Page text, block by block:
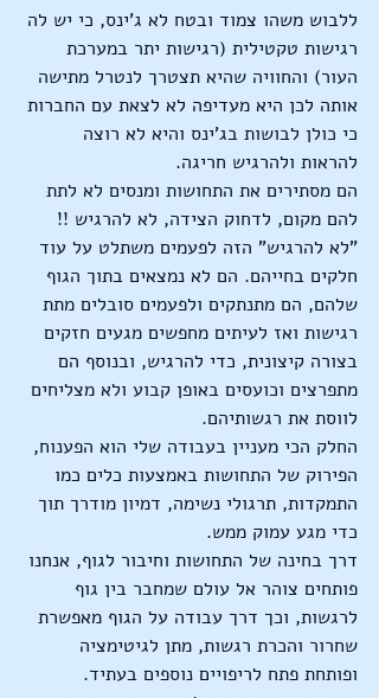
ללבוש משהו צמוד ובטח לא ג'ינס, כי יש לה
רגישות טקטילית (רגישות יתר במערכת
העור) והחוויה שהיא תצטרך לנטרל מתישה
אותה לכן היא מעדיפה לא לצאת עם החברות
כי כולן לבושות בג'ינס והיא לא רוצה
להראות ולהרגיש חריגה.
הם מסתירים את התחושות ומנסים לא לתת
להם מקום, לדחוק הצידה, לא להרגיש !!
"לא להרגיש" הזה לפעמים משתלט על עוד
חלקים בחייהם. הם לא נמצאים בתוך הגוף
שלהם, הם מתנתקים ולפעמים סובלים מתת
רגישות ואז לעיתים מחפשים מגעים חזקים
בצורה קיצונית, כדי להרגיש, ובנוסף הם
מתפרצים וכועסים באופן קבוע ולא מצליחים
לווסת את רגשותיהם.
החלק הכי מעניין בעבודה שלי הוא הפענוח,
הפירוק של התחושות באמצעות כלים כמו
התמקדות, תרגולי נשימה, דמיון מודרך תוך
כדי מגע עמוק ממש.
דרך בחינה של התחושות וחיבור לגוף, אנחנו
פותחים צוהר אל עולם שמחבר בין גוף
לרגשות, וכך דרך עבודה על הגוף מאפשרת
שחרור והכרת רגשות, מתן לגיטימציה
ופותחת פתח לריפויים נוספים בעתיד.